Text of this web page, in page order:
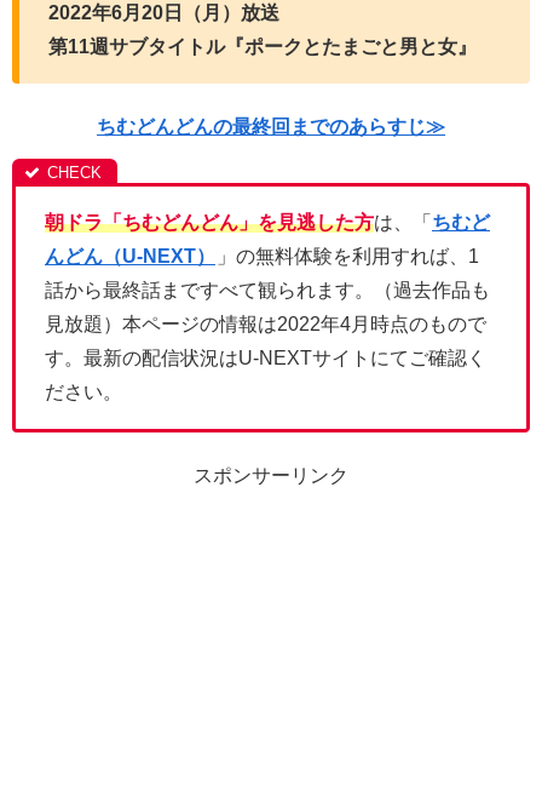
2022年6月20日（月）放送
第11週サブタイトル『ポークとたまごと男と女』
ちむどんどんの最終回までのあらすじ≫
朝ドラ「ちむどんどん」を見逃した方は、「 ちむど
んどん（U-NEXT）
」の無料体験を利用すれば、1
話から最終話まですべて観られます。（過去作品も
見放題）本ページの情報は2022年4月時点のもので
す。最新の配信状況はU-NEXTサイトにてご確認く
ださい。
スポンサーリンク